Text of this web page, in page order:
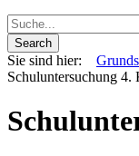
Sie sind hier:
Schuluntersuchung 4.